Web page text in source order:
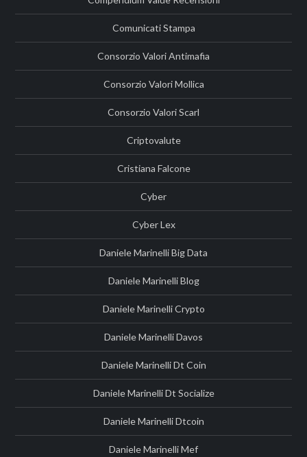
Comunicati Stampa
Consorzio Valori Antimafia
Consorzio Valori Mollica
Consorzio Valori Scarl
Criptovalute
Cristiana Falcone
Cyber
Cyber Lex
Daniele Marinelli Big Data
Daniele Marinelli Blog
Daniele Marinelli Crypto
Daniele Marinelli Davos
Daniele Marinelli Dt Coin
Daniele Marinelli Dt Socialize
Daniele Marinelli Dtcoin
Daniele Marinelli Mef